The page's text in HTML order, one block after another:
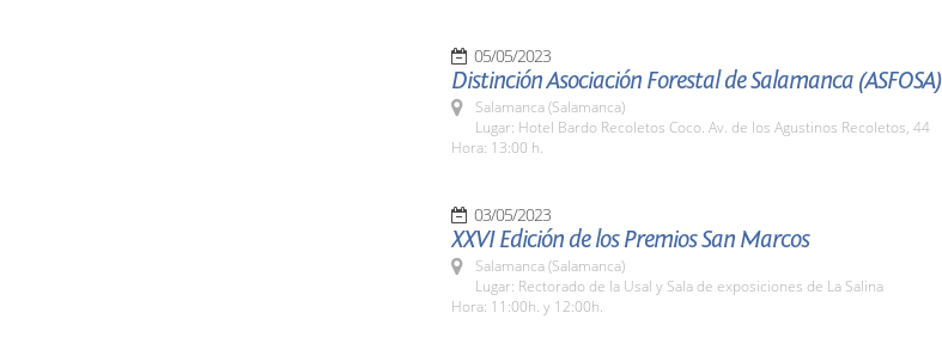
05/05/2023
Distinción Asociación Forestal de Salamanca (ASFOSA)
Salamanca (Salamanca)
Lugar: Hotel Bardo Recoletos Coco. Av. de los Agustinos Recoletos, 44
Hora: 13:00 h.
03/05/2023
XXVI Edición de los Premios San Marcos
Salamanca (Salamanca)
Lugar: Rectorado de la Usal y Sala de exposiciones de La Salina
Hora: 11:00h. y 12:00h.